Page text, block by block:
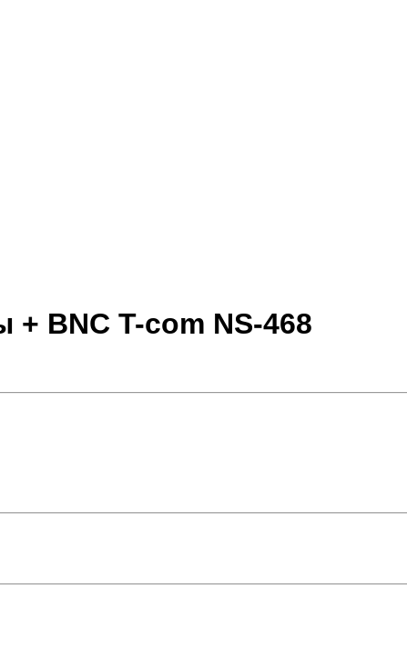
BNC T-com NS-468